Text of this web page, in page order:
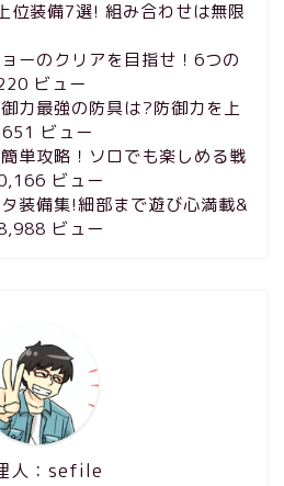
位装備7選! 組み合わせは無限
ーのクリアを目指せ！6つの
ビュー
力最強の防具は?防御力を上
ビュー
単攻略！ソロでも楽しめる戦
ビュー
装備集!細部まで遊び心満載&
ビュー
人：sefile